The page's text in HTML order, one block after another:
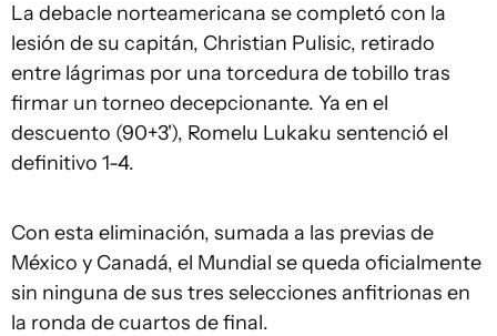
La debacle norteamericana se completó con la
lesión de su capitán, Christian Pulisic, retirado
entre lágrimas por una torcedura de tobillo tras
firmar un torneo decepcionante. Ya en el
descuento (90+3'), Romelu Lukaku sentenció el
definitivo 1-4.
Con esta eliminación, sumada a las previas de
México y Canadá, el Mundial se queda oficialmente
sin ninguna de sus tres selecciones anfitrionas en
la ronda de cuartos de final.